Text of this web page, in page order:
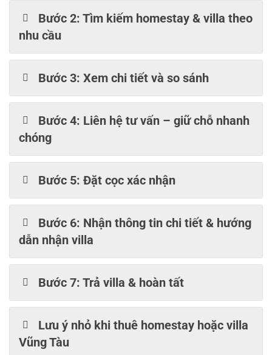
Bước 2: Tìm kiếm homestay & villa theo
nhu cầu
Bước 3: Xem chi tiết và so sánh
Bước 4: Liên hệ tư vấn – giữ chỗ nhanh
chóng
Bước 5: Đặt cọc xác nhận
Bước 6: Nhận thông tin chi tiết & hướng
dẫn nhận villa
Bước 7: Trả villa & hoàn tất
Lưu ý nhỏ khi thuê homestay hoặc villa
Vũng Tàu